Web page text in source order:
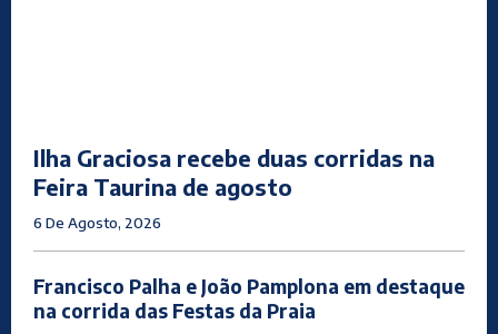
Ilha Graciosa recebe duas corridas na
Feira Taurina de agosto
6 De Agosto, 2026
Francisco Palha e João Pamplona em destaque
na corrida das Festas da Praia